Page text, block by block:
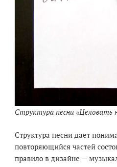
Структура песни «Целовать
Структура песни дает
повторяющийся частей
правило в дизайне —